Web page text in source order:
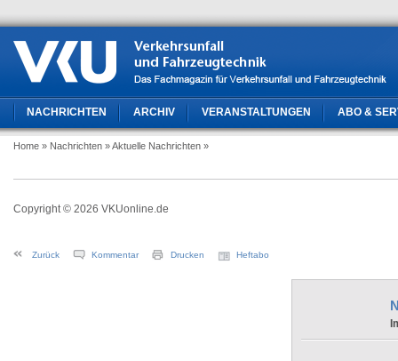
NACHRICHTEN ARCHIV VERANSTALTUNGEN ABO &
Home » Nachrichten » Aktuelle Nachrichten »
Copyright © 2026 VKUonline.de
Zurück Kommentar Drucken Heftabo